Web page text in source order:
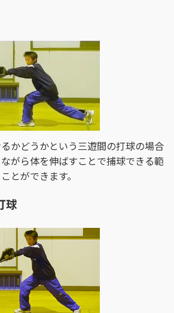
かどうかという三遊間の打球の場合
ながら体を伸ばすことで捕球できる範
とができます。
球